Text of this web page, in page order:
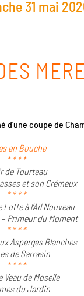
31 mai
d'une coupe de
en Bouche
* * * *
de Tourteau
et son Crémeux
* * * *
Lotte à l’Ail Nouveau
Primeur du Moment
* * * *
Asperges Blanches
de Sarrasin
* * * *
Veau de Moselle
du Jardin